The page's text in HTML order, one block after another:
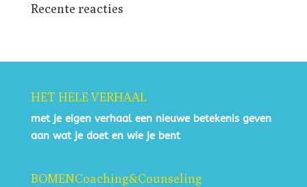
Recente reacties
HET HELE VERHAAL
met je eigen verhaal een nieuwe betekenis geven
aan wat je doet en wie je bent
BOMENCoaching&Counseling